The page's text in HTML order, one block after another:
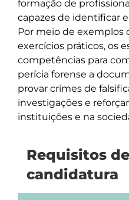
formação de
capazes de identificar
Por meio de exemplos
exercícios práticos, os
competências para
perícia forense a
provar crimes de
investigações e
Requisitos
candidatura